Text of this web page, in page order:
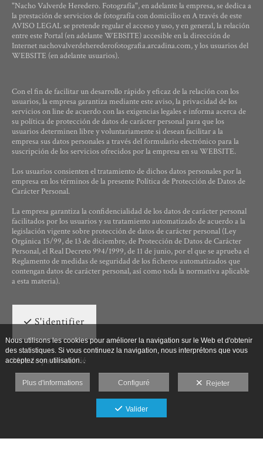
"Nacho Valverde Heredero. Fotografía", en adelante la empresa, se dedica a
la prestación de servicios de fotografía con domicilio en A través de este
AVISO LEGAL se pretende regular el acceso y uso, y en general, la relación
entre este Portal (en adelante WEBSITE) accesible en la dirección de
Internet nachovalverdeherederofotografia.arcadina.com, y los usuarios del
WEBSITE (en adelante usuarios).
Con el fin de facilitar un desarrollo rápido y eficaz de la relación con los
usuarios, la empresa garantiza mediante este aviso, la privacidad de los
servicios on line de acuerdo con las exigencias legales e informa acerca de
su política de protección de datos de carácter personal para que los
usuarios determinen libre y voluntariamente si desean facilitar a la
empresa sus datos personales a través del formulario electrónico para la
suscripción de los servicios ofrecidos por la empresa en su WEBSITE.
Los usuarios consienten el tratamiento de dichos datos personales por la
empresa en los términos de la presente Política de Protección de Datos de
Carácter Personal.
La empresa garantiza la confidencialidad de los datos de carácter personal
facilitados por los usuarios y su tratamiento automatizado de acuerdo a la
legislación vigente sobre protección de datos de carácter personal (Ley
Orgánica 15/99, de 13 de diciembre, de Protección de Datos de Carácter
Personal, el Real Decreto 994/1999, de 11 de junio, por el que se aprueba el
Reglamento de medidas de seguridad de los ficheros automatizados que
contengan datos de carácter personal, así como toda la normativa aplicable
a esta materia).
S'identifier
Mot de passe oublié
Nous utilisons les cookies pour améliorer la navigation sur le Web et d'obtenir
des statistiques. Si vous continuez la navigation, nous interprétons que vous
acceptez son utilisation. .
Plus d'informations Configuré Rejeter
Valider